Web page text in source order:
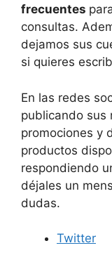
frecuentes
consultas.
dejamos sus
si quieres
En las redes
publicando sus
promociones y
productos
respondiendo
déjales un
dudas.
Twitter